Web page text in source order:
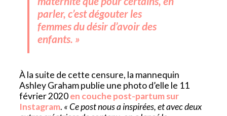
parler, c’est dégouter les
femmes du désir d’avoir des
enfants. »
À la suite de cette censure, la mannequin
Ashley Graham publie une photo d’elle le 11
février 2020en couche post-partum sur
Instagram. « Ce post nous a inspirées, et avec deux